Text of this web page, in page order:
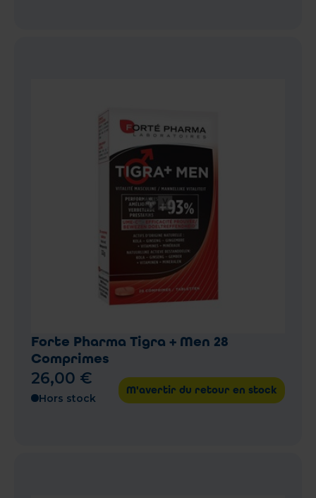
Forte Pharma Tigra + Men 28
Comprimes
26,00 €
Hors stock
M'avertir du retour en stock